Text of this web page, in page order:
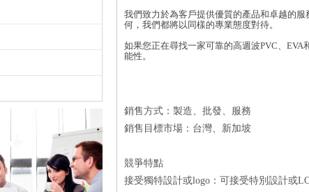
我們致力於為客戶提供優質的產品和卓越的
何，我們都將以同樣的專業態度對待。
如果您正在尋找一家可靠的高週波PVC、
能性。
銷售方式：製造、批發、服務
銷售目標市場：台灣、新加坡
競爭特點
接受獨特設計或logo：可接受特別設計或